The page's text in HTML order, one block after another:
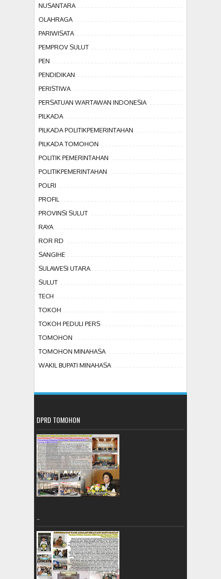
NUSANTARA
OLAHRAGA
PARIWISATA
PEMPROV SULUT
PEN
PENDIDIKAN
PERISTIWA
PERSATUAN WARTAWAN INDONESIA
PILKADA
PILKADA POLITIKPEMERINTAHAN
PILKADA TOMOHON
POLITIK PEMERINTAHAN
POLITIKPEMERINTAHAN
POLRI
PROFIL
PROVINSI SULUT
RAYA
ROR RD
SANGIHE
SULAWESI UTARA
SULUT
TECH
TOKOH
TOKOH PEDULI PERS
TOMOHON
TOMOHON MINAHASA
WAKIL BUPATI MINAHASA
DPRD TOMOHON
..